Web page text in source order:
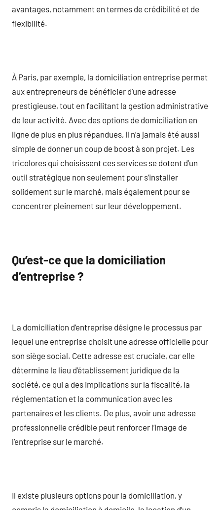
avantages, notamment en termes de crédibilité et de
flexibilité.
À Paris, par exemple, la domiciliation entreprise permet
aux entrepreneurs de bénéficier d’une adresse
prestigieuse, tout en facilitant la gestion administrative
de leur activité. Avec des options de domiciliation en
ligne de plus en plus répandues, il n’a jamais été aussi
simple de donner un coup de boost à son projet. Les
tricolores qui choisissent ces services se dotent d’un
outil stratégique non seulement pour s’installer
solidement sur le marché, mais également pour se
concentrer pleinement sur leur développement.
Qu’est-ce que la domiciliation
d’entreprise ?
La domiciliation d’entreprise désigne le processus par
lequel une entreprise choisit une adresse officielle pour
son siège social. Cette adresse est cruciale, car elle
détermine le lieu d’établissement juridique de la
société, ce qui a des implications sur la fiscalité, la
réglementation et la communication avec les
partenaires et les clients. De plus, avoir une adresse
professionnelle crédible peut renforcer l’image de
l’entreprise sur le marché.
Il existe plusieurs options pour la domiciliation, y